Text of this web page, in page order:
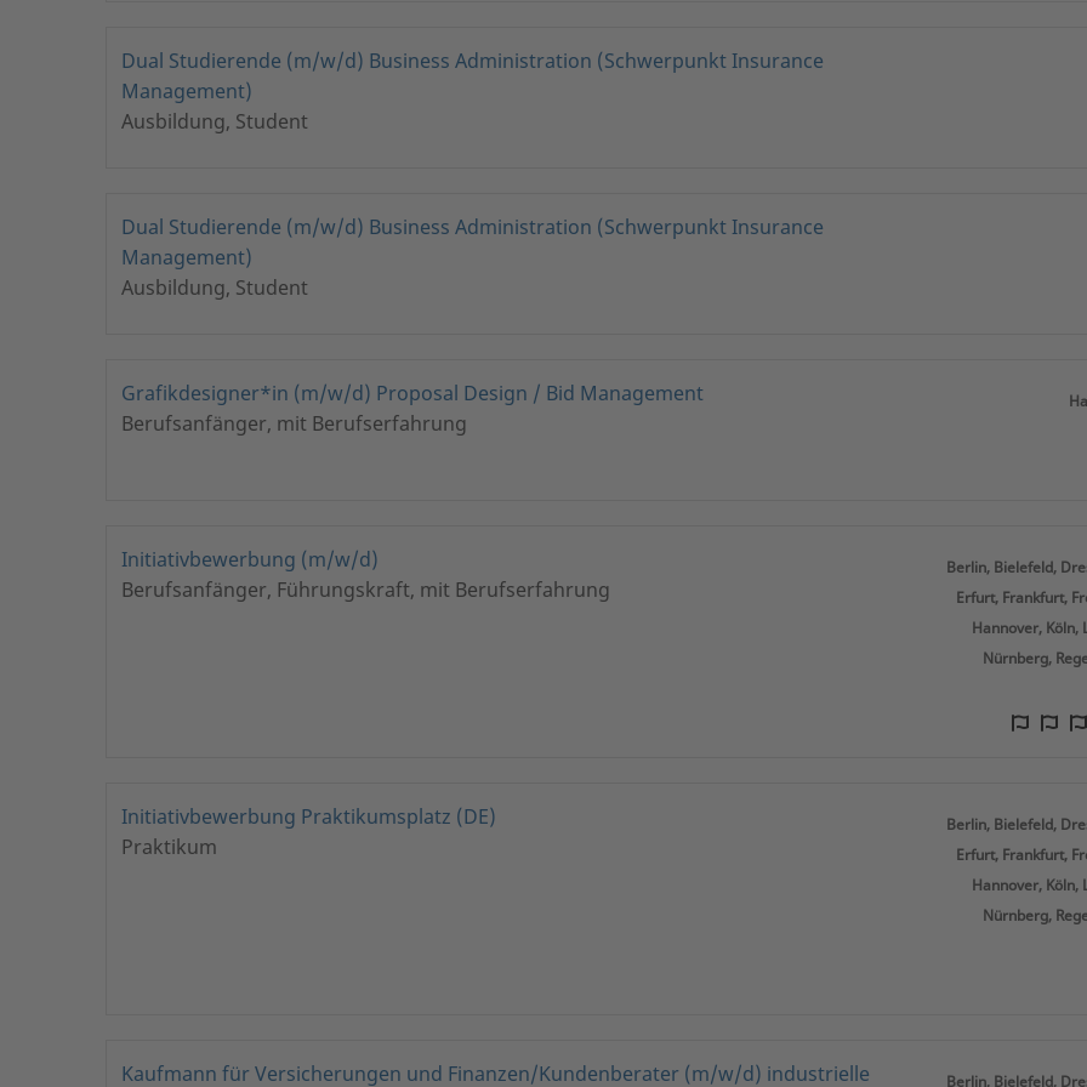
Dual Studierende (m/w/d) Business Administration (Schwerpunkt Insurance
Management)
Ausbildung, Student
Dual Studierende (m/w/d) Business Administration (Schwerpunkt Insurance
Management)
Ausbildung, Student
Grafikdesigner*in (m/w/d) Proposal Design / Bid Management
Berufsanfänger, mit Berufserfahrung
Initiativbewerbung (m/w/d)
Berufsanfänger, Führungskraft, mit Berufserfahrung
Berlin, Bielefeld,
Erfurt, Frankfurt,
Hannover, Köln,
Nürnberg,
Initiativbewerbung Praktikumsplatz (DE)
Praktikum
Berlin, Bielefeld,
Erfurt, Frankfurt,
Hannover, Köln,
Nürnberg,
Kaufmann für Versicherungen und Finanzen/Kundenberater (m/w/d) industrielle Berlin, Bielefeld,